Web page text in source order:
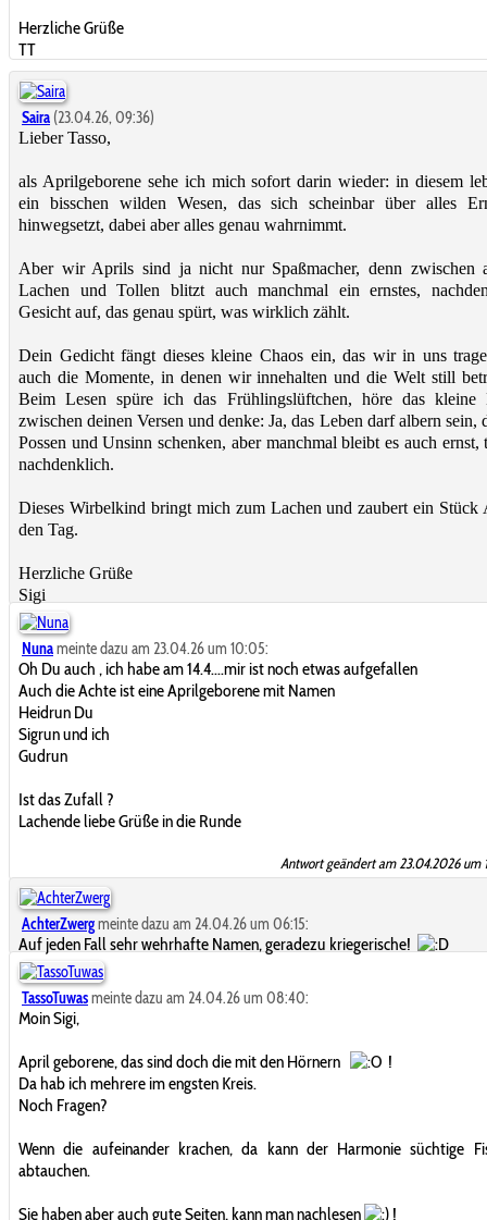
Herzliche Grüße
TT
Saira (23.04.26, 09:36)
Lieber Tasso,
als Aprilgeborene sehe ich mich sofort darin wieder: in diesem
ein bisschen wilden Wesen, das sich scheinbar über alles
hinwegsetzt, dabei aber alles genau wahrnimmt.
Aber wir Aprils sind ja nicht nur Spaßmacher, denn zwischen
Lachen und Tollen blitzt auch manchmal ein ernstes,
Gesicht auf, das genau spürt, was wirklich zählt.
Dein Gedicht fängt dieses kleine Chaos ein, das wir in uns
auch die Momente, in denen wir innehalten und die Welt still
Beim Lesen spüre ich das Frühlingslüftchen, höre das kleine
zwischen deinen Versen und denke: Ja, das Leben darf albern sein,
Possen und Unsinn schenken, aber manchmal bleibt es auch ernst,
nachdenklich.
Dieses Wirbelkind bringt mich zum Lachen und zaubert ein
den Tag.
Herzliche Grüße
Sigi
Nunameinte dazu am 23.04.26 um 10:05:
Oh Du auch , ich habe am 14.4....mir ist noch etwas aufgefallen
Auch die Achte ist eine Aprilgeborene mit Namen
Heidrun Du
Sigrun und ich
Gudrun
Ist das Zufall ?
Lachende liebe Grüße in die Runde
Antwort geändert am 23.04.2026 um
AchterZwergmeinte dazu am 24.04.26 um 06:15:
Auf jeden Fall sehr wehrhafte Namen, geradezu kriegerische!
TassoTuwasmeinte dazu am 24.04.26 um 08:40:
Moin Sigi,
April geborene, das sind doch die mit den Hörnern
!
Da hab ich mehrere im engsten Kreis.
Noch Fragen?
Wenn die aufeinander krachen, da kann der Harmonie süchtige
abtauchen.
Sie haben aber auch gute Seiten, kann man nachlesen !